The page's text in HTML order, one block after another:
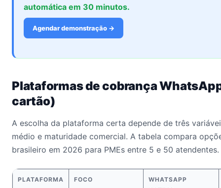
automática em 30 minutos.
Agendar demonstração →
Plataformas de cobrança
cartão)
A escolha da plataforma certa depende de três
médio e maturidade comercial. A tabela compara
brasileiro em 2026 para PMEs entre 5 e 50 atendentes.
PLATAFORMA FOCO
WHATSAPP